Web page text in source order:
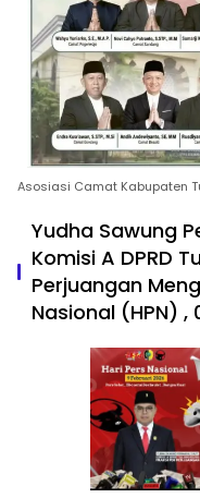
Asosiasi Camat Kabupaten
Yudha Sawung
Komisi A DPRD
Perjuangan
Nasional (HPN) ,